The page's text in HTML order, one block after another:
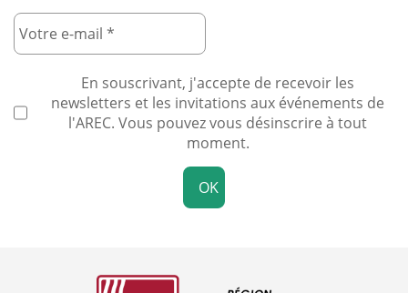
En souscrivant, j'accepte de recevoir les
newsletters et les invitations aux événements de
l'AREC. Vous pouvez vous désinscrire à tout
moment.